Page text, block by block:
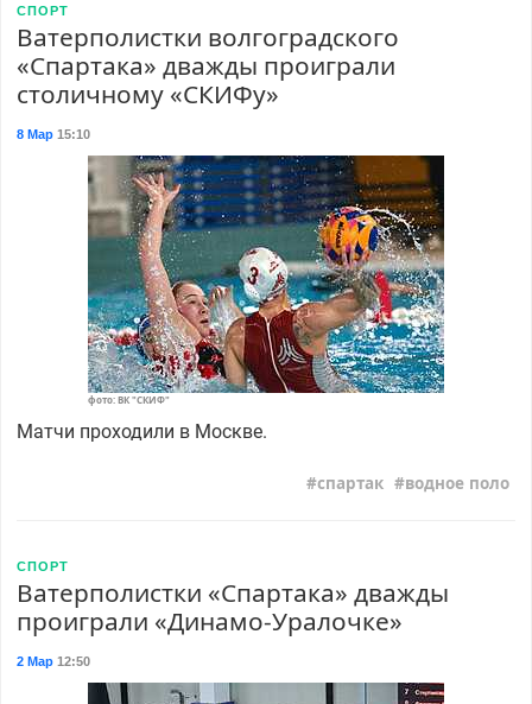
СПОРТ
Ватерполистки волгоградского
«Спартака» дважды проиграли
столичному «СКИФу»
8 Мар15:10
фото: ВК "СКИФ"
Матчи проходили в Москве.
спартак водное поло
СПОРТ
Ватерполистки «Спартака» дважды
проиграли «Динамо-Уралочке»
2 Мар12:50